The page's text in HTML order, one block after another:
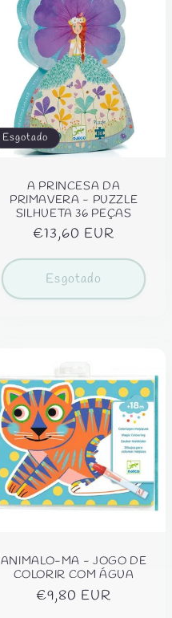
Esgotado
A PRINCESA DA
PRIMAVERA - PUZZLE
SILHUETA 36 PEÇAS
Preço
€13,60 EUR
Esgotado
ANIMALO-MA - JOGO DE
COLORIR COM ÁGUA
Preço
€9,80 EUR